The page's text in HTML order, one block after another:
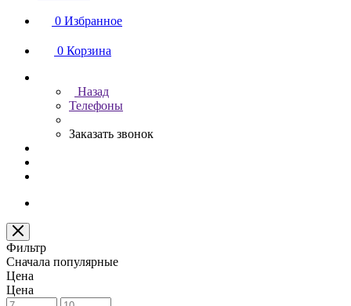
0 Избранное
0 Корзина
Назад
Телефоны
Заказать звонок
Фильтр
Сначала популярные
Цена
Цена